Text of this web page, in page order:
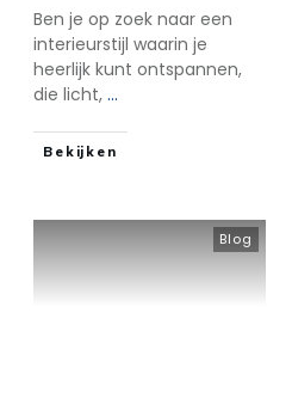
Ben je op zoek naar een
interieurstijl waarin je
heerlijk kunt ontspannen,
die licht, ...
Bekijken
Blog